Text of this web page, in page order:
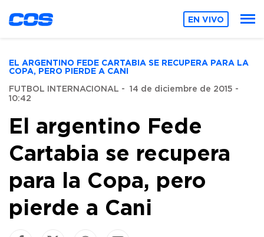
EN VIVO
EL ARGENTINO FEDE CARTABIA SE RECUPERA PARA LA
COPA, PERO PIERDE A CANI
FUTBOL INTERNACIONAL - 14 de diciembre de 2015 -
10:42
El argentino Fede
Cartabia se recupera
para la Copa, pero
pierde a Cani